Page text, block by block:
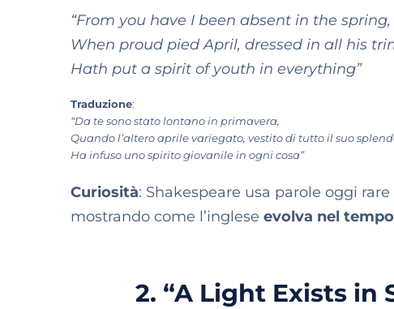
“From you have I been absent in the spring,
When proud pied April, dressed in all his
Hath put a spirit of youth in everything”
Traduzione:
“Da te sono stato lontano in primavera,
Quando l’altero aprile variegato, vestito di tutto il suo
Ha infuso uno spirito giovanile in ogni cosa”
Curiosità: Shakespeare usa parole oggi
mostrando come l’inglese evolva nel tempo
2. “A Light Exists in